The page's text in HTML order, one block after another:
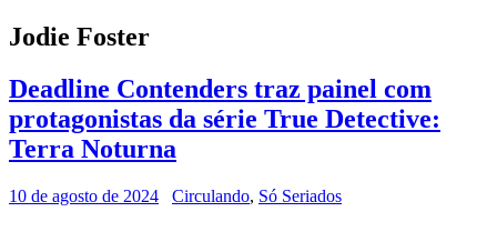
Jodie Foster
Deadline Contenders traz painel com
protagonistas da série True Detective:
Terra Noturna
10 de agosto de 2024 Circulando, Só Seriados